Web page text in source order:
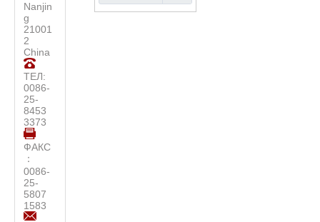
Nanjin
g
21001
2
China
ТЕЛ:
0086-
25-
8453
3373
ФАКС
：
0086-
25-
5807
1583